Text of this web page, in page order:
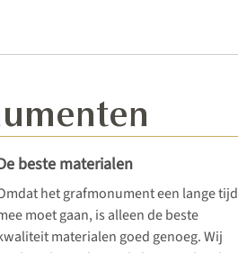
beste materialen
het grafmonument een lange tijd
moet gaan, is alleen de beste
materialen goed genoeg. Wij